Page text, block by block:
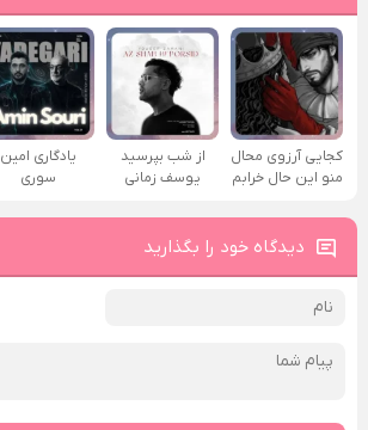
کجایی آرزوی محال
منو این حال خرابم
از شب بپرسید
یوسف زمانی
یادگاری امین
سوری
دیدگاه خود را بگذارید